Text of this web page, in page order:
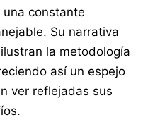
constante
Su narrativa
la metodología
así un espejo
ver reflejadas sus